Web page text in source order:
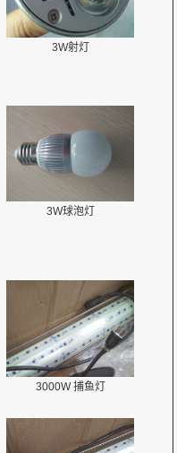
3W射灯
3W球泡灯
3000W 捕鱼灯